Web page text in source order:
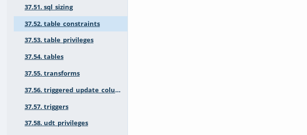
37.51. sql_sizing
37.52. table_constraints
37.53. table_privileges
37.54. tables
37.55. transforms
37.56. triggered_update_columns
37.57. triggers
37.58. udt_privileges